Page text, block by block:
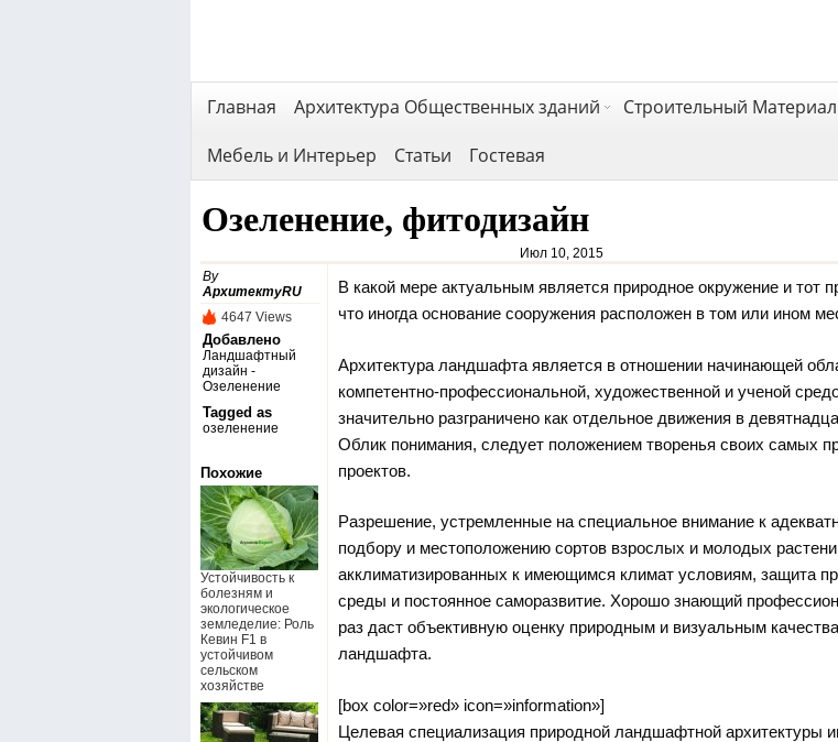
Главная Архитектура Общественных зданий Строительный Материал
Мебель и Интерьер
Статьи Гостевая
Озеленение, фитодизайн
Июл 10, 2015
By
АрхитектуRU
4647 Views
Добавлено
Ландшафтный
дизайн -
Озеленение‎
Tagged as
озеленение
Похожие
Устойчивость к
болезням и
экологическое
земледелие: Роль
Кевин F1 в
устойчивом
сельском
хозяйстве
В какой мере актуальным является природное окружение и тот
что иногда основание сооружения расположен в том или ином
Архитектураландшафта является в отношении начинающей
компетентно-профессиональной, художественной и ученой
значительно разграничено как отдельное движения в
Облик понимания, следует положением творенья своих самых
проектов.
Разрешение, устремленные на специальное внимание к
подбору и местоположению сортов взрослых и молодых
акклиматизированных к имеющимся климат условиям, защита
среды и постоянное саморазвитие. Хорошо знающий
раз даст объективную оценку природным и визуальным
ландшафта.
[box color=»red» icon=»information»]
Целевая специализация природной ландшафтной архитектуры